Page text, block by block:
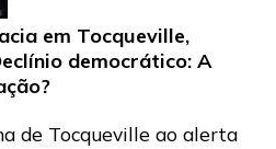
em Tocqueville,
democrático: A
de Tocqueville ao alerta